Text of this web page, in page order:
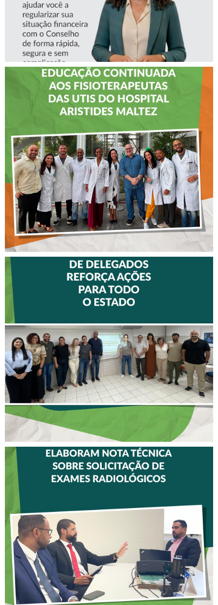
CREFITO-7 LEVA EDUCAÇÃO
CONTINUADA AOS
FISIOTERAPEUTAS DAS UTIs
DO HOSPITAL ARISTIDES
MALTEZ
DELEGADOS REFORÇA
AÇÕES PARA TODO O
ESTADO
INICIAM ELABORAÇÃO DE
NOTA TÉCNICA SOBRE
SOLICITAÇÃO DE EXAMES
RADIOLÓGICOS